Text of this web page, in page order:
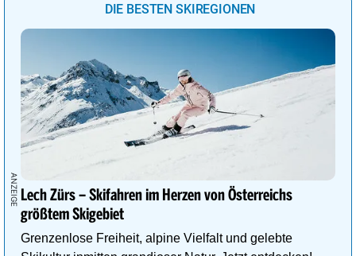
DIE BESTEN SKIREGIONEN
Lech Zürs – Skifahren im Herzen von Österreichs
größtem Skigebiet
Grenzenlose Freiheit, alpine Vielfalt und gelebte